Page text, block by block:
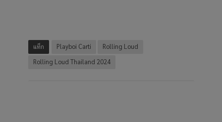
แท็ก Playboi Carti
Rolling Loud
Rolling Loud Thailand 2024